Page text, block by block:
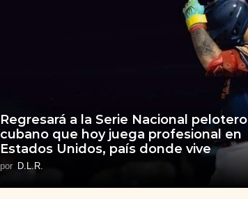
Regresará a la Serie Nacional pelotero
cubano que hoy juega profesional en
Estados Unidos, país donde vive
por D.L.R.